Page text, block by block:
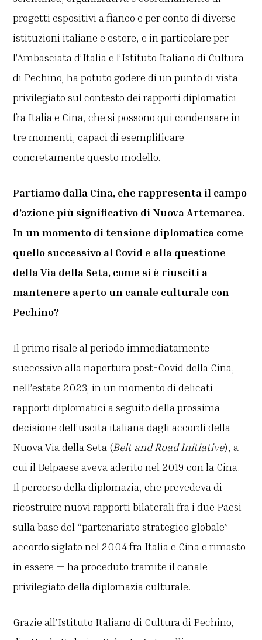
progetti espositivi a fianco e per conto di diverse
istituzioni italiane e estere, e in particolare per
l’Ambasciata d’Italia e l’Istituto Italiano di Cultura
di Pechino, ha potuto godere di un punto di vista
privilegiato sul contesto dei rapporti diplomatici
fra Italia e Cina, che si possono qui condensare in
tre momenti, capaci di esemplificare
concretamente questo modello.
Partiamo dalla Cina, che rappresenta il campo
d’azione più significativo di Nuova Artemarea.
In un momento di tensione diplomatica come
quello successivo al Covid e alla questione
della Via della Seta, come si è riusciti a
mantenere aperto un canale culturale con
Pechino?
Il primo risale al periodo immediatamente
successivo alla riapertura post-Covid della Cina,
nell’estate 2023, in un momento di delicati
rapporti diplomatici a seguito della prossima
decisione dell’uscita italiana dagli accordi della
Nuova Via della Seta (Belt and Road Initiative), a
cui il Belpaese aveva aderito nel 2019 con la Cina.
Il percorso della diplomazia, che prevedeva di
ricostruire nuovi rapporti bilaterali fra i due Paesi
sulla base del “partenariato strategico globale” —
accordo siglato nel 2004 fra Italia e Cina e rimasto
in essere — ha proceduto tramite il canale
privilegiato della diplomazia culturale.
Grazie all’Istituto Italiano di Cultura di Pechino,